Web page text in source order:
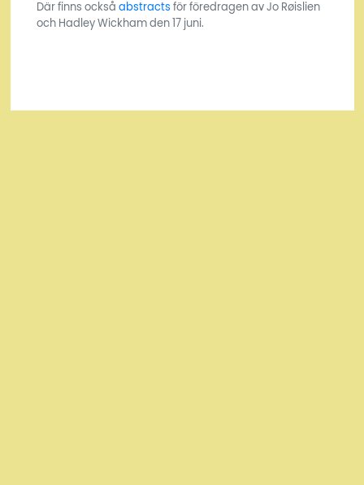
Där finns också abstracts för föredragen av Jo Røislien
och Hadley Wickham den 17 juni.